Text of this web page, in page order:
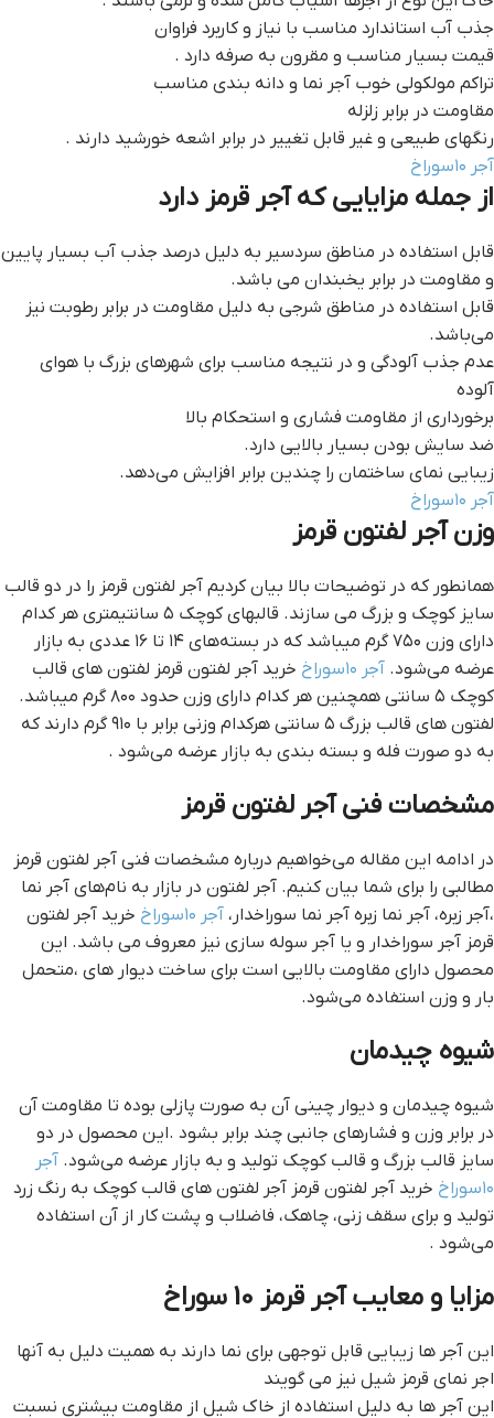
جذب آب استاندارد مناسب با نیاز و کاربرد فراوان
قیمت بسیار مناسب و مقرون به صرفه دارد .
تراکم مولکولی خوب آجر نما و دانه بندی مناسب
مقاومت در برابر زلزله
رنگهای طبیعی و غیر قابل تغییر در برابر اشعه خورشید دارند .
آجر ۱۰سوراخ
از جمله مزایایی که آجر قرمز دارد
قابل استفاده در مناطق سردسیر به دلیل درصد جذب آب بسیار پایین
و مقاومت در برابر یخبندان می باشد.
قابل استفاده در مناطق شرجی به دلیل مقاومت در برابر رطوبت نیز
می‌باشد.
عدم جذب آلودگی و در نتیجه مناسب برای شهرهای بزرگ با هوای
آلوده
برخورداری از مقاومت فشاری و استحکام بالا
ضد سایش بودن بسیار بالایی دارد.
زیبایی نمای ساختمان را چندین برابر افزایش می‌دهد.
آجر ۱۰سوراخ
وزن آجر لفتون قرمز
همانطور که در توضیحات بالا بیان کردیم آجر لفتون قرمز را در دو قالب
سایز کوچک و بزرگ می سازند. قالبهای کوچک ۵ سانتیمتری هر کدام
دارای وزن ۷۵۰ گرم میباشد که در بسته‌های ۱۴ تا ۱۶ عددی به بازار
عرضه می‌شود. آجر ۱۰سوراخ
خرید آجر لفتون قرمز لفتون های قالب
کوچک ۵ سانتی همچنین هر کدام دارای وزن حدود ۸۰۰ گرم میباشد.
لفتون های قالب بزرگ ۵ سانتی هرکدام وزنی برابر با ۹۱۰ گرم دارند که
به دو صورت فله و بسته بندی به بازار عرضه می‌شود .
مشخصات فنی آجر لفتون قرمز
در ادامه این مقاله می‌خواهیم درباره مشخصات فنی آجر لفتون قرمز
مطالبی را برای شما بیان کنیم. آجر لفتون در بازار به نام‌های آجر نما
،آجر زبره، آجر نما زبره آجر نما سوراخدار، آجر ۱۰سوراخ
خرید آجر لفتون
قرمز آجر سوراخدار و یا آجر سوله سازی نیز معروف می باشد. این
محصول دارای مقاومت بالایی است برای ساخت دیوار های ،متحمل
بار و وزن استفاده می‌شود.
شیوه چیدمان
شیوه چیدمان و دیوار چینی آن به صورت پازلی بوده تا مقاومت آن
در برابر وزن و فشارهای جانبی چند برابر بشود .این محصول در دو
سایز قالب بزرگ و قالب کوچک تولید و به بازار عرضه می‌شود. آجر
۱۰سوراخ
خرید آجر لفتون قرمز آجر لفتون های قالب کوچک به رنگ زرد
تولید و برای سقف زنی، چاهک، فاضلاب و پشت کار از آن استفاده
می‌شود .
مزایا و معایب آجر قرمز 10 سوراخ
این آجر ها زیبایی قابل توجهی برای نما دارند به همیت دلیل به آنها
اجر نمای قرمز شیل نیز می گویند
این آجر ها به دلیل استفاده از خاک شیل از مقاومت بیشتری نسبت